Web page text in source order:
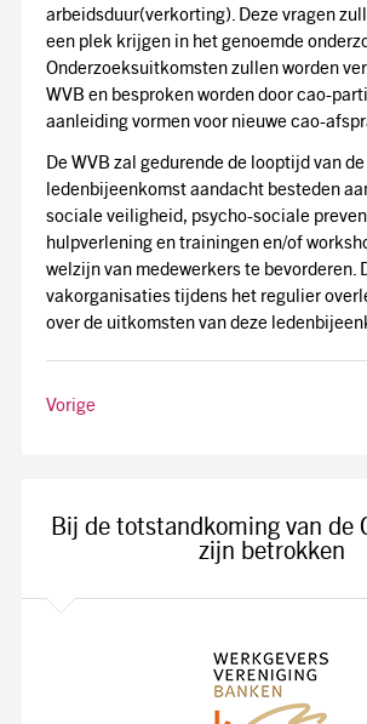
arbeidsduur(verkorting). Deze vragen
een plek krijgen in het genoemde
Onderzoeksuitkomsten zullen worden
WVB en besproken worden door cao-
aanleiding vormen voor nieuwe cao-
De WVB zal gedurende de looptijd van
ledenbijeenkomst aandacht besteden
sociale veiligheid, psycho-sociale
hulpverlening en trainingen en/of
welzijn van medewerkers te bevorderen.
vakorganisaties tijdens het regulier
over de uitkomsten van deze
Vorige
Bij de totstandkoming van de
zijn betrokken